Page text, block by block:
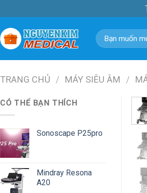
Tìm
kiếm:
TRANG CHỦ / MÁY SIÊU ÂM /
CÓ THỂ BẠN THÍCH
Sonoscape P25pro
Mindray Resona
A20